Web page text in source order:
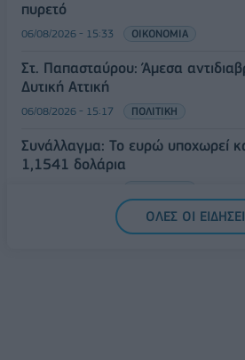
πυρετό
06/08/2026 - 15:33 ΟΙΚΟΝΟΜΙΑ
Στ. Παπασταύρου: Άμεσα
Δυτική Αττική
06/08/2026 - 15:17 ΠΟΛΙΤΙΚΗ
Συνάλλαγμα: Το ευρώ υποχωρεί
1,1541 δολάρια
ΟΛΕΣ ΟΙ